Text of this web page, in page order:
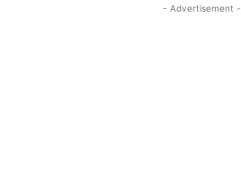
- Advertisement -